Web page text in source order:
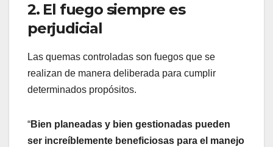
2. El fuego siempre es
perjudicial
Las quemas controladas son fuegos que se
realizan de manera deliberada para cumplir
determinados propósitos.
“Bien planeadas y bien gestionadas pueden
ser increíblemente beneficiosas para el manejo